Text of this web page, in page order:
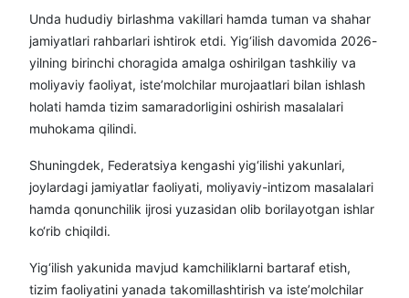
Unda hududiy birlashma vakillari hamda tuman va shahar
jamiyatlari rahbarlari ishtirok etdi. Yig‘ilish davomida 2026-
yilning birinchi choragida amalga oshirilgan tashkiliy va
moliyaviy faoliyat, iste’molchilar murojaatlari bilan ishlash
holati hamda tizim samaradorligini oshirish masalalari
muhokama qilindi.
Shuningdek, Federatsiya kengashi yig‘ilishi yakunlari,
joylardagi jamiyatlar faoliyati, moliyaviy-intizom masalalari
hamda qonunchilik ijrosi yuzasidan olib borilayotgan ishlar
ko‘rib chiqildi.
Yig‘ilish yakunida mavjud kamchiliklarni bartaraf etish,
tizim faoliyatini yanada takomillashtirish va iste’molchilar